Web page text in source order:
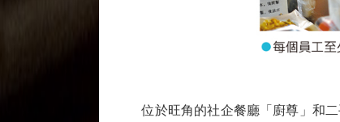
位於旺角的社企餐廳「廚尊」和二